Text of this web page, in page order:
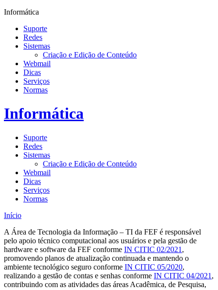
Informática
Suporte
Redes
Sistemas
Criação e Edição de Conteúdo
Webmail
Dicas
Serviços
Normas
Informática
Suporte
Redes
Sistemas
Criação e Edição de Conteúdo
Webmail
Dicas
Serviços
Normas
Início
A Área de Tecnologia da Informação – TI da FEF é responsável
pelo apoio técnico computacional aos usuários e pela gestão de
hardware e software da FEF conforme IN CITIC 02/2021 ,
promovendo planos de atualização continuada e mantendo o
ambiente tecnológico seguro conforme IN CITIC 05/2020,
realizando a gestão de contas e senhas conforme IN CITIC 04/2021 ,
contribuindo com as atividades das áreas Acadêmica, de Pesquisa,